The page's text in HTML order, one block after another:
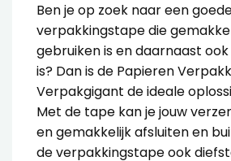
Ben je op zoek naar een
verpakkingstape die
gebruiken is en daarnaast
is? Dan is de Papieren
Verpakgigant de ideale
Met de tape kan je jouw
en gemakkelijk afsluiten en
de verpakkingstape ook